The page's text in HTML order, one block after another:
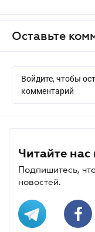
Оставьте
Войдите, чтобы
комментарий
Читайте нас
Подпишитесь,
новостей.